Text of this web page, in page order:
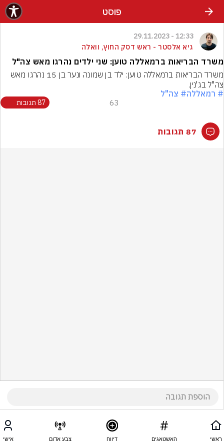
פוסט
12:33 - 29.11.2023
גיא אלסטר - ראש דסק החוץ, וואלה
משרד הבריאות ברמאללה טוען: שני ילדים נהרגו מאש צה"ל
צה"ל בג'נין.
# רמאללה# צה"ל
63 87 תגובות
87 תגובות
ראשי האשטאגים דיווח צבע אדום אישי